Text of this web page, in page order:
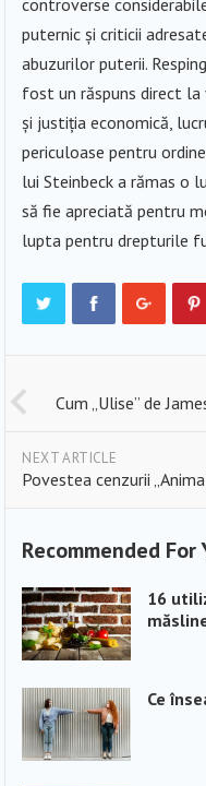
controverse
puternic și criticii
abuzurilor puterii.
fost un răspuns direct la
și justiția economică,
periculoase pentru
lui Steinbeck a rămas o
să fie apreciată pentru
lupta pentru drepturile
Cum „Ulise” de
NEXT ARTICLE
Povestea cenzurii
Recommended For
16
Ce